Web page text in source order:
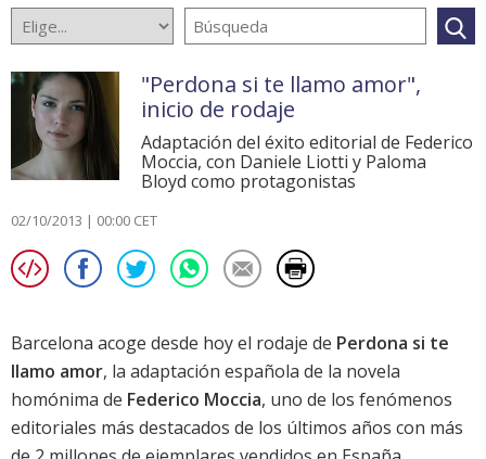
"Perdona si te llamo amor",
inicio de rodaje
Adaptación del éxito editorial de Federico
Moccia, con Daniele Liotti y Paloma
Bloyd como protagonistas
02/10/2013 | 00:00 CET
Barcelona acoge desde hoy el rodaje de Perdona si te
llamo amor, la adaptación española de la novela
homónima de Federico Moccia, uno de los fenómenos
editoriales más destacados de los últimos años con más